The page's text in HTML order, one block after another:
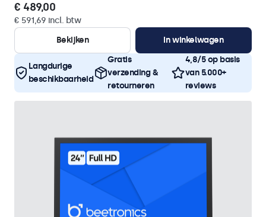
€ 489,00
€ 591,69 incl. btw
Bekijken
In winkelwagen
Langdurige
beschikbaarheid
Gratis
verzending &
retourneren
4,8/5 op basis
van 5.000+
reviews